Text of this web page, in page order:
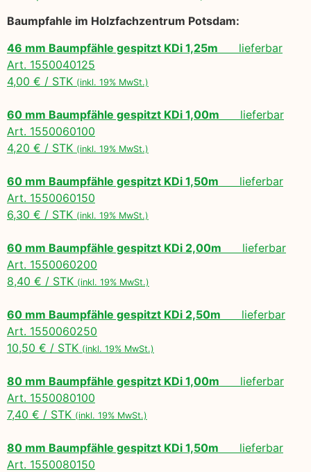
Baumpfahle im Holzfachzentrum Potsdam:
46 mm Baumpfähle gespitzt KDi 1,25m lieferbar
Art. 1550040125
4,00 € / STK (inkl. 19% MwSt.)
60 mm Baumpfähle gespitzt KDi 1,00m lieferbar
Art. 1550060100
4,20 € / STK (inkl. 19% MwSt.)
60 mm Baumpfähle gespitzt KDi 1,50m lieferbar
Art. 1550060150
6,30 € / STK (inkl. 19% MwSt.)
60 mm Baumpfähle gespitzt KDi 2,00m lieferbar
Art. 1550060200
8,40 € / STK (inkl. 19% MwSt.)
60 mm Baumpfähle gespitzt KDi 2,50m lieferbar
Art. 1550060250
10,50 € / STK (inkl. 19% MwSt.)
80 mm Baumpfähle gespitzt KDi 1,00m lieferbar
Art. 1550080100
7,40 € / STK (inkl. 19% MwSt.)
80 mm Baumpfähle gespitzt KDi 1,50m lieferbar
Art. 1550080150